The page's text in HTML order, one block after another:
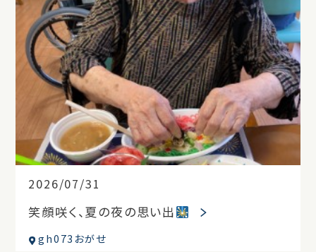
2026/07/31
笑顔咲く、夏の夜の思い出
gh073おがせ